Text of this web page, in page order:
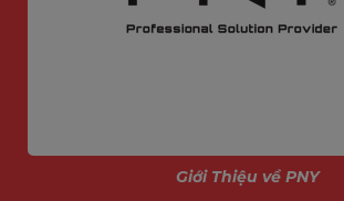
Giới Thiệu về PNY